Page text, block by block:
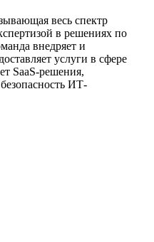
весь спектр
в решениях по
внедряет и
услуги в сфере
SaaS-решения,
ИТ-